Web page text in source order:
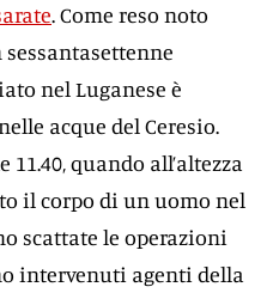
. Come reso noto
nel Luganese è
acque del Ceresio.
11.40, quando all’altezza
il corpo di un uomo nel
scattate le operazioni
intervenuti agenti della